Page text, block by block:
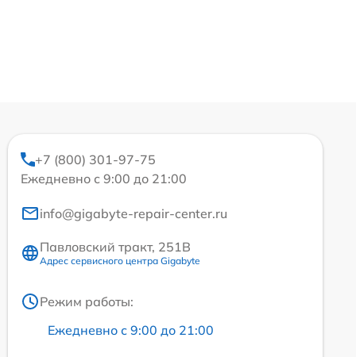
+7 (800) 301-97-75
Ежедневно с 9:00 до 21:00
info@gigabyte-repair-center.ru
Павловский тракт, 251В
Адрес сервисного центра Gigabyte
Режим работы:
Ежедневно с 9:00 до 21:00